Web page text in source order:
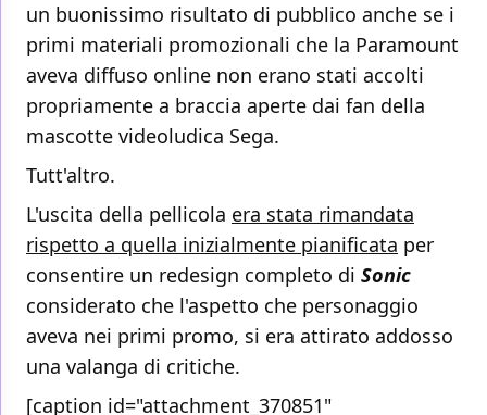
un buonissimo risultato di pubblico anche se i
primi materiali promozionali che la Paramount
aveva diffuso online non erano stati accolti
propriamente a braccia aperte dai fan della
mascotte videoludica Sega.
Tutt'altro.
L'uscita della pellicola era stata rimandata
rispetto a quella inizialmente pianificata per
consentire un redesign completo di Sonic
considerato che l'aspetto che personaggio
aveva nei primi promo, si era attirato addosso
una valanga di critiche.
[caption id="attachment_370851"